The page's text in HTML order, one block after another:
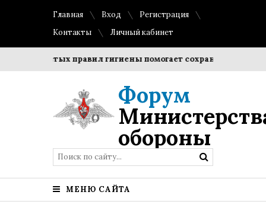
Главная Вход
Регистрация
Контакты
Личный кабинет
правил гигиены помогает сохранить
Форум
обороны
МЕНЮ САЙТА